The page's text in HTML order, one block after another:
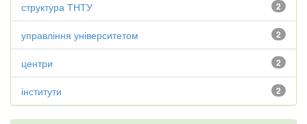
2
структура ТНТУ
2
управління університетом
2
центри
2
інститути